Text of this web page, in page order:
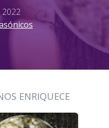
2022
ENRIQUECE